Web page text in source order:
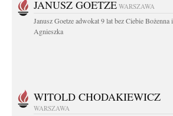
JANUSZ GOETZE WARSZAWA
Janusz Goetze adwokat 9 lat bez Ciebie Bożenna i
Agnieszka
WITOLD CHODAKIEWICZ
WARSZAWA